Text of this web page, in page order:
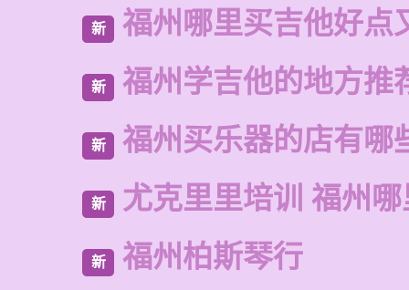
新 福州哪里买吉他好点
新 福州学吉他的地方推
新 福州买乐器的店有哪
新 尤克里里培训 福州
新 福州柏斯琴行